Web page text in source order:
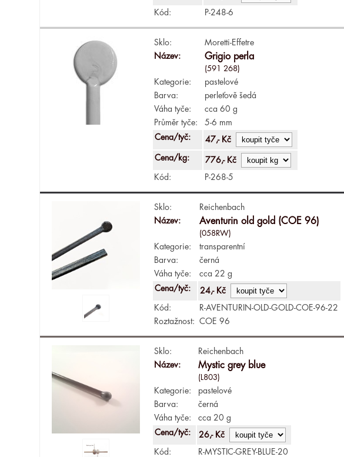
Kód: P-248-6
Sklo:
Moretti-Effetre
Název:
Grigio perla
(591 268)
Kategorie:
pastelové
Barva:
perleťově šedá
Váha tyče:
cca 60 g
Průměr tyče:
5-6 mm
Cena/tyč:
47,- Kč
Cena/kg: 776,- Kč
Kód: P-268-5
Sklo:
Reichenbach
Název:
Aventurin old gold (COE 96)
(058RW)
Kategorie:
transparentní
Barva:
černá
Váha tyče:
cca 22 g
Cena/tyč:
24,- Kč
Kód:
R-AVENTURIN-OLD-GOLD-COE-96-22
Roztažnost:
COE 96
Sklo:
Reichenbach
Název:
Mystic grey blue
(L803)
Kategorie:
pastelové
Barva:
černá
Váha tyče:
cca 20 g
Cena/tyč:
26,- Kč
Kód: R-MYSTIC-GREY-BLUE-20